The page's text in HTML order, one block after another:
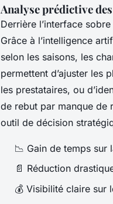
Analyse prédictive
Derrière l’interface
Grâce à l’intelligence
selon les saisons, les
permettent d’ajuster les
les prestataires, ou
de rebut par manque de
outil de décision
📉 Gain de temps sur
📄 Réduction
💰 Visibilité claire sur